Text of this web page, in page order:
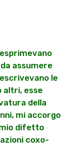
assumere
le
altri, esse
della
mi accorgo
difetto
coxo-